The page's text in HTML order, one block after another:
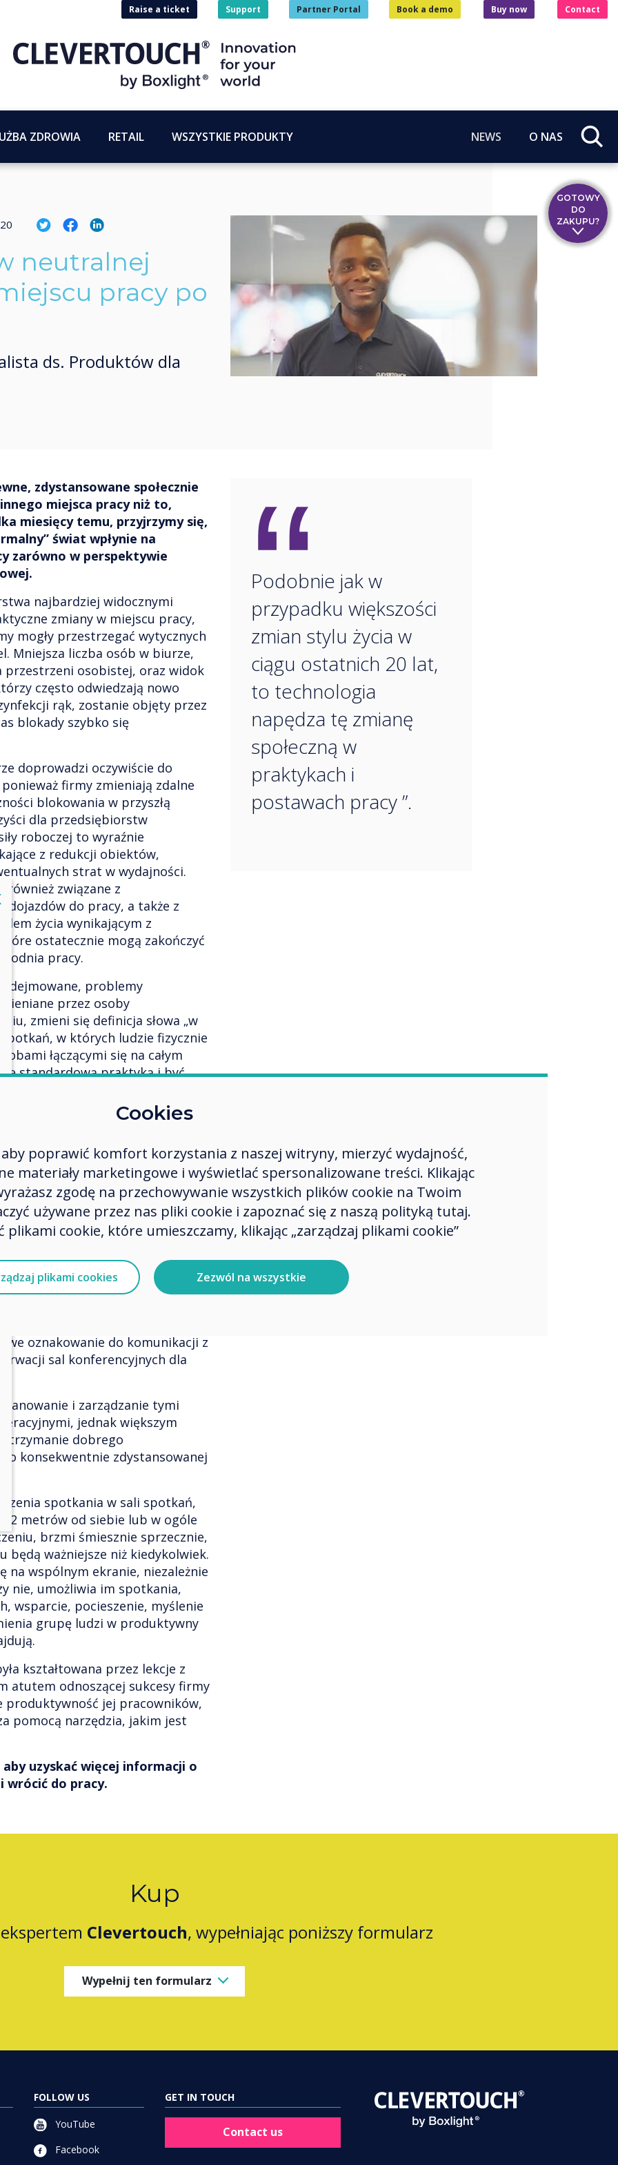
Raise a ticket Support Partner Portal Book a demo Buy now Contact
ZDROWIA RETAIL WSZYSTKIE PRODUKTY NEWS O NAS
neutralnej
pracy po
ds. Produktów dla
zdystansowane społecznie
miejsca pracy niż to,
miesięcy temu, przyjrzymy się,
świat wpłynie na
zarówno w perspektywie
najbardziej widocznymi
zmiany w miejscu pracy,
mogły przestrzegać wytycznych
Mniejsza liczba osób w biurze,
przestrzeni osobistej, oraz widok
często odwiedzają nowo
rąk, zostanie objęty przez
blokady szybko się
doprowadzi oczywiście do
firmy zmieniają zdalne
blokowania w przyszłą
dla przedsiębiorstw
roboczej to wyraźnie
z redukcji obiektów,
strat w wydajności.
również związane z
dojazdów do pracy, a także z
życia wynikającym z
ostatecznie mogą zakończyć
pracy.
problemy
przez osoby
zmieni się definicja słowa „w
w których ludzie fizycznie
łączącymi się na całym
standardową praktyką i być
różnicy. Wszyscy będą w
większości zmian stylu
pracy, a już widzieliśmy
z ogromnym wzrostem
na naszych wyświetlaczach
lokalizacyjnie środowiska
i bezpiecznego
z chmury. Dzięki pracy zdalnej
wszystkie działy będą musiały
oznakowanie do komunikacji z
sal konferencyjnych dla
i zarządzanie tymi
jednak większym
utrzymanie dobrego
konsekwentnie zdystansowanej
spotkania w sali spotkań,
2 metrów od siebie lub w ogóle
brzmi śmiesznie sprzecznie,
będą ważniejsze niż kiedykolwiek.
na wspólnym ekranie, niezależnie
nie, umożliwia im spotkania,
wsparcie, pocieszenie, myślenie
grupę ludzi w produktywny
kształtowana przez lekcje z
atutem odnoszącej sukcesy firmy
produktywność jej pracowników,
pomocą narzędzia, jakim jest
aby uzyskać więcej informacji o
wrócić do pracy.
“
Podobnie jak w
przypadku większości
zmian stylu życia w
ciągu ostatnich 20 lat,
to technologia
napędza tę zmianę
społeczną w
praktykach i
postawach pracy ”.
Kup
Clevertouch, wypełniając poniższy formularz
Wypełnij ten formularz
FOLLOW US
YouTube
Facebook
GET IN TOUCH
Contact us
GOTOWY
DO
ZAKUPU?
Cookies
poprawić komfort korzystania z naszej witryny, mierzyć wydajność,
materiały marketingowe i wyświetlać spersonalizowane treści. Klikając
zgodę na przechowywanie wszystkich plików cookie na Twoim
używane przez nas pliki cookie i zapoznać się z naszą polityką tutaj.
plikami cookie, które umieszczamy, klikając „zarządzaj plikami cookie”
plikami cookies Zezwól na wszystkie